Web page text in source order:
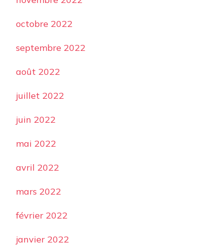
octobre 2022
septembre 2022
août 2022
juillet 2022
juin 2022
mai 2022
avril 2022
mars 2022
février 2022
janvier 2022